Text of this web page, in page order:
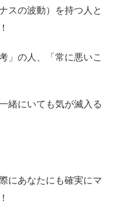
スの波動）を持つ人と
」の人、「常に悪いこ
緒にいても気が滅入る
にあなたにも確実にマ